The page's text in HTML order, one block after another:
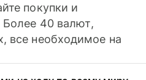
покупки и
Более 40 валют,
все необходимое на